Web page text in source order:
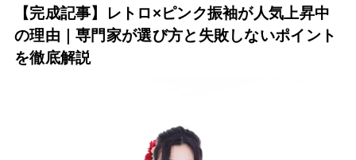
【完成記事】レトロ×ピンク振袖が人気上昇中
の理由｜専門家が選び方と失敗しないポイント
を徹底解説